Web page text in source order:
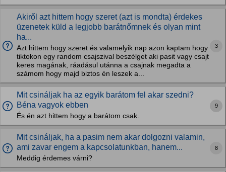
Akiről azt hittem hogy szeret (azt is mondta) érdekes
üzenetek küld a legjobb barátnőmnek és olyan mint
ha...
Azt hittem hogy szeret és valamelyik nap azon kaptam hogy
tiktokon egy random csajszival beszélget aki pasit vagy csajt
keres magának, ráadásul utánna a csajnak megadta a
számom hogy majd biztos én leszek a...
3
Mit csináljak ha az egyik barátom fel akar szedni?
Béna vagyok ebben
És én azt hittem hogy a barátom csak.
9
Mit csináljak, ha a pasim nem akar dolgozni valamin,
ami zavar engem a kapcsolatunkban, hanem...
Meddig érdemes várni?
8